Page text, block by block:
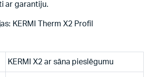
ar garantiju.
KERMI Therm X2 Profil
KERMI X2 ar sāna pieslēgumu